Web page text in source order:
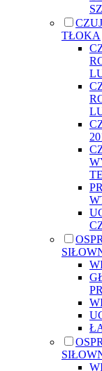
TŁOKA